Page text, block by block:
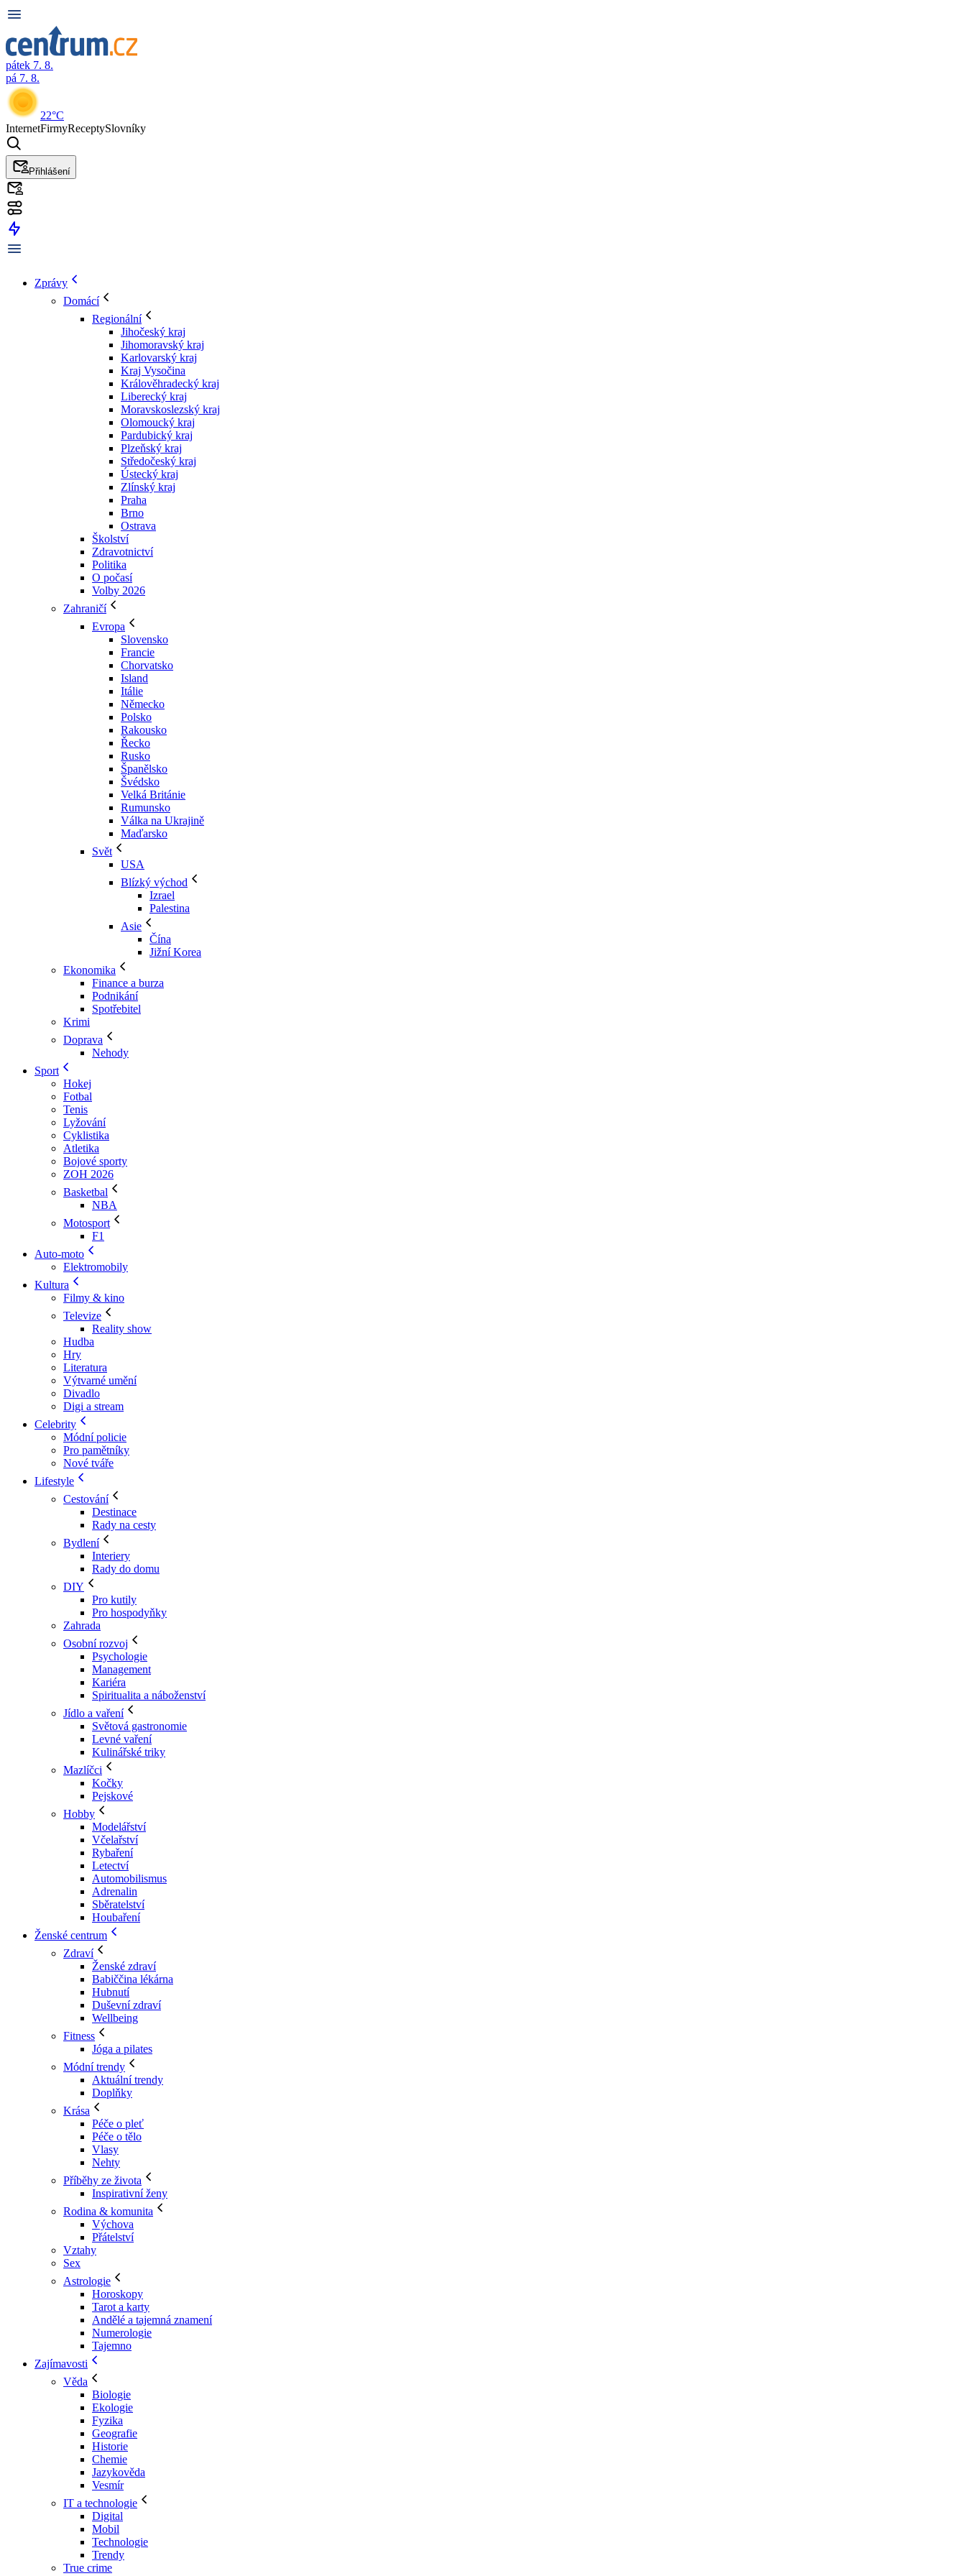
pátek 7. 8.
pá 7. 8.
22°C
InternetFirmyReceptySlovníky
Přihlášení
Zprávy
Domácí
Regionální
Jihočeský kraj
Jihomoravský kraj
Karlovarský kraj
Kraj Vysočina
Králověhradecký kraj
Liberecký kraj
Moravskoslezský kraj
Olomoucký kraj
Pardubický kraj
Plzeňský kraj
Středočeský kraj
Ústecký kraj
Zlínský kraj
Praha
Brno
Ostrava
Školství
Zdravotnictví
Politika
O počasí
Volby 2026
Zahraničí
Evropa
Slovensko
Francie
Chorvatsko
Island
Itálie
Německo
Polsko
Rakousko
Řecko
Rusko
Španělsko
Švédsko
Velká Británie
Rumunsko
Válka na Ukrajině
Maďarsko
Svět
USA
Blízký východ
Izrael
Palestina
Asie
Čína
Jižní Korea
Ekonomika
Finance a burza
Podnikání
Spotřebitel
Krimi
Doprava
Nehody
Sport
Hokej
Fotbal
Tenis
Lyžování
Cyklistika
Atletika
Bojové sporty
ZOH 2026
Basketbal
NBA
Motosport
F1
Auto-moto
Elektromobily
Kultura
Filmy & kino
Televize
Reality show
Hudba
Hry
Literatura
Výtvarné umění
Divadlo
Digi a stream
Celebrity
Módní policie
Pro pamětníky
Nové tváře
Lifestyle
Cestování
Destinace
Rady na cesty
Bydlení
Interiery
Rady do domu
DIY
Pro kutily
Pro hospodyňky
Zahrada
Osobní rozvoj
Psychologie
Management
Kariéra
Spiritualita a náboženství
Jídlo a vaření
Světová gastronomie
Levné vaření
Kulinářské triky
Mazlíčci
Kočky
Pejskové
Hobby
Modelářství
Včelařství
Rybaření
Letectví
Automobilismus
Adrenalin
Sběratelství
Houbaření
Ženské centrum
Zdraví
Ženské zdraví
Babiččina lékárna
Hubnutí
Duševní zdraví
Wellbeing
Fitness
Jóga a pilates
Módní trendy
Aktuální trendy
Doplňky
Krása
Péče o pleť
Péče o tělo
Vlasy
Nehty
Příběhy ze života
Inspirativní ženy
Rodina & komunita
Výchova
Přátelství
Vztahy
Sex
Astrologie
Horoskopy
Tarot a karty
Andělé a tajemná znamení
Numerologie
Tajemno
Zajímavosti
Věda
Biologie
Ekologie
Fyzika
Geografie
Historie
Chemie
Jazykověda
Vesmír
IT a technologie
Digital
Mobil
Technologie
Trendy
True crime